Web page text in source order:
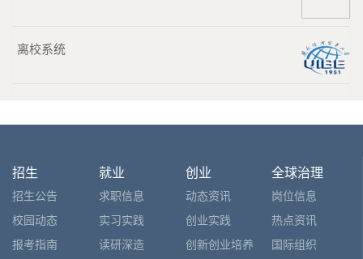
离校系统
招生
招生公告
校园动态
报考指南
就业
求职信息
实习实践
读研深造
创业
动态资讯
创业实践
创新创业培养
全球治理
岗位信息
热点资讯
国际组织